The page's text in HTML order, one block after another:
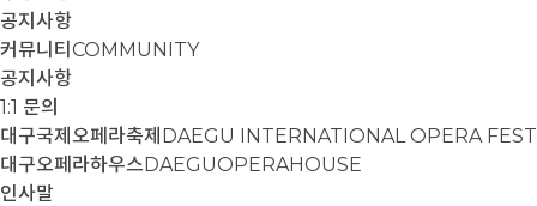
공지사항
커뮤니티 COMMUNITY
공지사항
1:1 문의
대구국제오페라축제 DAEGU INTERNATIONAL OPERA
대구오페라하우스DAEGUOPERAHOUSE
인사말